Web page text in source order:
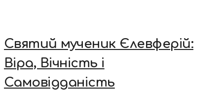
Святий мученик Єлевферій:
Віра, Вічність і
Самовідданість